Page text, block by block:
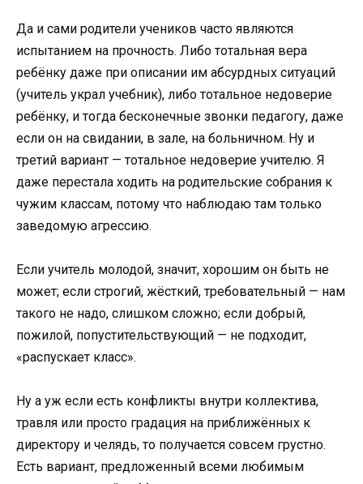
Да и сами родители учеников часто являются
испытанием на прочность. Либо тотальная вера
ребёнку даже при описании им абсурдных ситуаций
(учитель украл учебник), либо тотальное недоверие
ребёнку, и тогда бесконечные звонки педагогу, даже
если он на свидании, в зале, на больничном. Ну и
третий вариант — тотальное недоверие учителю. Я
даже перестала ходить на родительские собрания к
чужим классам, потому что наблюдаю там только
заведомую агрессию.
Если учитель молодой, значит, хорошим он быть не
может; если строгий, жёсткий, требовательный — нам
такого не надо, слишком сложно; если добрый,
пожилой, попустительствующий — не подходит,
«распускает класс».
Ну а уж если есть конфликты внутри коллектива,
травля или просто градация на приближённых к
директору и челядь, то получается совсем грустно.
Есть вариант, предложенный всеми любимым